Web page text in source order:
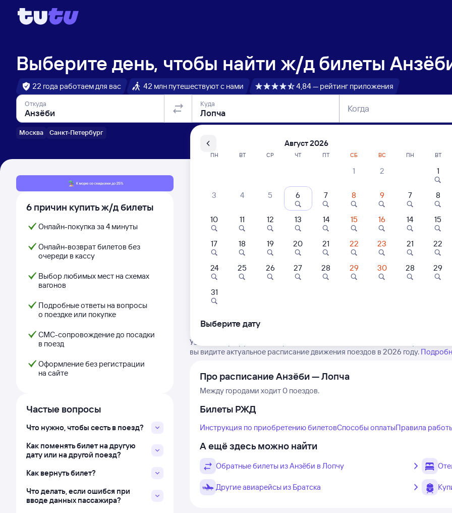
Выберите день, чтобы найти ж/д билеты
22 года работаем для вас 42 млн путешествуют с нами 4,84 — рейтинг приложения
Откуда
Москва Санкт-Петербург
Куда Когда
6 причин купить ж/д билеты
Онлайн-покупка за 4 минуты
Онлайн-возврат билетов без
очереди в кассу
Выбор любимых мест на схемах
вагонов
Подробные ответы на вопросы
о поездке или покупке
СМС-сопровождение до посадки
в поезд
Оформление без регистрации
на сайте
Частые вопросы
Что нужно, чтобы сесть в поезд?
Как поменять билет на другую
дату или на другой поезд?
Как вернуть билет?
Что делать, если ошибся при
вводе данных пассажира?
Расписание поездов Анзёби — Лопча
Нет рейсов по этому
Узнайте маршрут пассажирских поездов РЖД из Анзёби в Лопчу. Имейте
вы видите актуальное расписание движения поездов в 2026 году.
Про расписание Анзёби — Лопча
Между городами ходит 0 поездов.
Билеты РЖД
Инструкция по приобретению билетовСпособы оплатыПравила
А ещё здесь можно найти
Обратные билеты из Анзёби в Лопчу
Другие авиарейсы из Братска
Август 2026
ПН ВТ СР ЧТ ПТ СБ ВС
1 2
3 4 5 6 7 8 9
10 11 12 13 14 15 16
17 18 19 20 21 22 23
24 25 26 27 28 29 30
31
ПН ВТ
1
7 8
14 15
21 22
28 29
Выберите дату